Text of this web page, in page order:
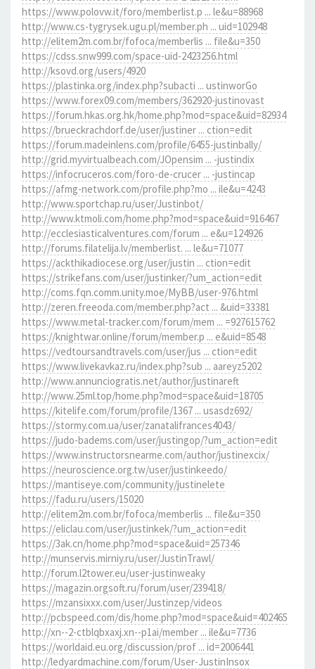
https://www.polovw.it/foro/memberlist.p ... le&u=88968
http://www.cs-tygrysek.ugu.pl/member.ph ... uid=102948
http://elitem2m.com.br/fofoca/memberlis ... file&u=350
https://cdss.snw999.com/space-uid-2423256.html
http://ksovd.org/users/4920
https://plastinka.org/index.php?subacti ... ustinworGo
https://www.forex09.com/members/362920-justinovast
https://forum.hkas.org.hk/home.php?mod=space&uid=82934
https://brueckrachdorf.de/user/justiner ... ction=edit
https://forum.madeinlens.com/profile/6455-justinbally/
http://grid.myvirtualbeach.com/JOpensim ... -justindix
https://infocruceros.com/foro-de-crucer ... -justincap
https://afmg-network.com/profile.php?mo ... ile&u=4243
http://www.sportchap.ru/user/Justinbot/
http://www.ktmoli.com/home.php?mod=space&uid=916467
http://ecclesiasticalventures.com/forum ... e&u=124926
http://forums.filatelija.lv/memberlist. ... le&u=71077
https://ackthikadiocese.org/user/justin ... ction=edit
https://strikefans.com/user/justinker/?um_action=edit
http://coms.fqn.comm.unity.moe/MyBB/user-976.html
http://zeren.freeoda.com/member.php?act ... &uid=33381
https://www.metal-tracker.com/forum/mem ... =927615762
https://knightwar.online/forum/member.p ... e&uid=8548
https://vedtoursandtravels.com/user/jus ... ction=edit
https://www.livekavkaz.ru/index.php?sub ... aareyz5202
http://www.annunciogratis.net/author/justinareft
http://www.25ml.top/home.php?mod=space&uid=18705
https://kitelife.com/forum/profile/1367 ... usasdz692/
https://stormy.com.ua/user/zanatalifrances4043/
https://judo-badems.com/user/justingop/?um_action=edit
https://www.instructorsnearme.com/author/justinexcix/
https://neuroscience.org.tw/user/justinkeedo/
https://mantiseye.com/community/justinelete
https://fadu.ru/users/15020
http://elitem2m.com.br/fofoca/memberlis ... file&u=350
https://eliclau.com/user/justinkek/?um_action=edit
https://3ak.cn/home.php?mod=space&uid=257346
http://munservis.mirniy.ru/user/JustinTrawl/
http://forum.l2tower.eu/user-justinweaky
https://magazin.orgsoft.ru/forum/user/239418/
https://mzansixxx.com/user/Justinzep/videos
http://pcbspeed.com/dis/home.php?mod=space&uid=402465
http://xn--2-ctblqbxaxj.xn--p1ai/member ... ile&u=7736
https://worldaid.eu.org/discussion/prof ... id=2006441
http://ledyardmachine.com/forum/User-JustinInsox